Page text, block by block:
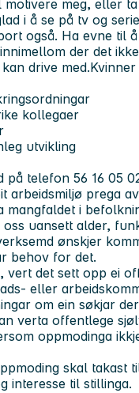
motivere meg, eller
i å se på tv og
også. Ha evne til
der det
drive med.
kollegaer
utvikling
på telefon 56 16 05
arbeidsmiljø prega
mangfaldet i
uansett alder,
ønskjer
behov for det.
det sett opp ei
eller
om ein søkjar
verta offentlege
oppmodinga
skal takast
interesse til stillinga.